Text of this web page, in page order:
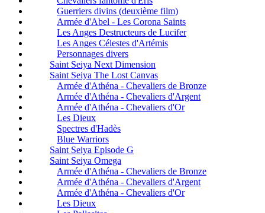
Guerriers divins (deuxième film)
Armée d'Abel - Les Corona Saints
Les Anges Destructeurs de Lucifer
Les Anges Célestes d'Artémis
Personnages divers
Saint Seiya Next Dimension
Saint Seiya The Lost Canvas
Armée d'Athéna - Chevaliers de Bronze
Armée d'Athéna - Chevaliers d'Argent
Armée d'Athéna - Chevaliers d'Or
Les Dieux
Spectres d'Hadès
Blue Warriors
Saint Seiya Episode G
Saint Seiya Omega
Armée d'Athéna - Chevaliers de Bronze
Armée d'Athéna - Chevaliers d'Argent
Armée d'Athéna - Chevaliers d'Or
Les Dieux